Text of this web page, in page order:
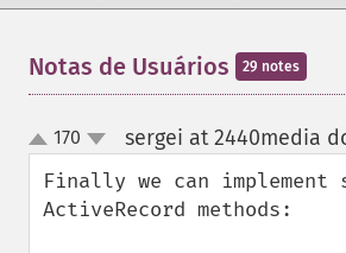
Notas de Usuários 29 notes
up
down
170 sergei at 2440media
Finally we can implement
ActiveRecord methods: